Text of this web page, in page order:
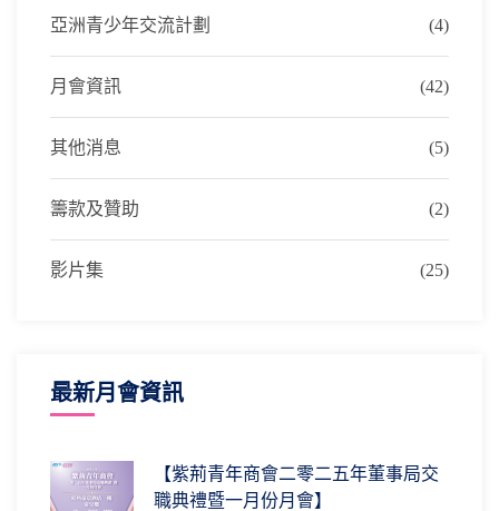
亞洲青少年交流計劃 (4)
月會資訊 (42)
其他消息 (5)
籌款及贊助 (2)
影片集 (25)
最新月會資訊
【紫荊青年商會二零二五年董事局交
職典禮暨一月份月會】